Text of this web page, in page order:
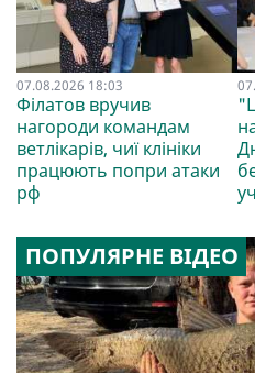
07.08.2026 18:03
Філатов вручив
нагороди командам
ветлікарів, чиї клініки
працюють попри атаки
рф
ПОПУЛЯРНЕ ВІДЕО